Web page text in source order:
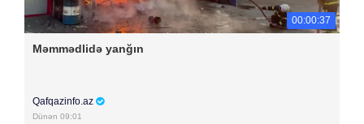
00:00:37
Məmmədlidə yanğın
Qafqazinfo.az
Dünən 09:01